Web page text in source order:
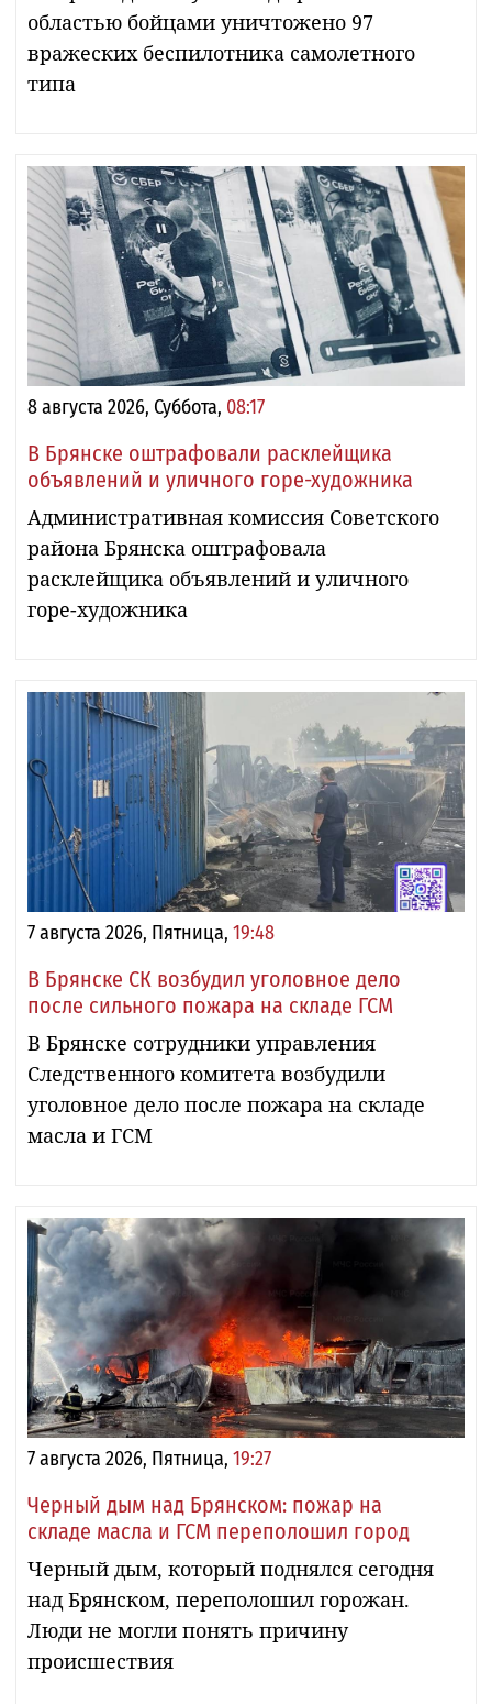
областью бойцами уничтожено 97
вражеских беспилотника самолетного
типа
8 августа 2026, Суббота, 08:17
В Брянске оштрафовали расклейщика
объявлений и уличного горе-художника
Административная комиссия Советского
района Брянска оштрафовала
расклейщика объявлений и уличного
горе-художника
7 августа 2026, Пятница, 19:48
В Брянске СК возбудил уголовное дело
после сильного пожара на складе ГСМ
В Брянске сотрудники управления
Следственного комитета возбудили
уголовное дело после пожара на складе
масла и ГСМ
7 августа 2026, Пятница, 19:27
Черный дым над Брянском: пожар на
складе масла и ГСМ переполошил город
Черный дым, который поднялся сегодня
над Брянском, переполошил горожан.
Люди не могли понять причину
происшествия